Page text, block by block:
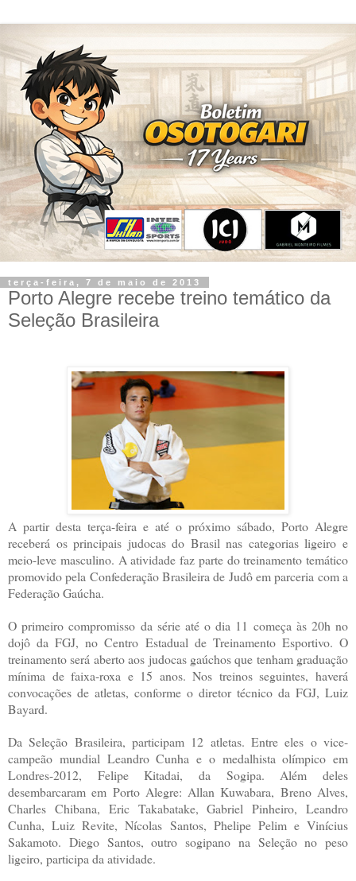
terça-feira, 7 de maio de 2013
Porto Alegre recebe treino temático da
Seleção Brasileira
A partir desta terça-feira e até o próximo sábado, Porto Alegre
receberá os principais judocas do Brasil nas categorias ligeiro e
meio-leve masculino. A atividade faz parte do treinamento temático
promovido pela Confederação Brasileira de Judô em parceria com a
Federação Gaúcha.
O primeiro compromisso da série até o dia 11 começa às 20h no
dojô da FGJ, no Centro Estadual de Treinamento Esportivo. O
treinamento será aberto aos judocas gaúchos que tenham graduação
mínima de faixa-roxa e 15 anos. Nos treinos seguintes, haverá
convocações de atletas, conforme o diretor técnico da FGJ, Luiz
Bayard.
Da Seleção Brasileira, participam 12 atletas. Entre eles o vice-
campeão mundial Leandro Cunha e o medalhista olímpico em
Londres-2012, Felipe Kitadai, da Sogipa. Além deles
desembarcaram em Porto Alegre: Allan Kuwabara, Breno Alves,
Charles Chibana, Eric Takabatake, Gabriel Pinheiro, Leandro
Cunha, Luiz Revite, Nícolas Santos, Phelipe Pelim e Vinícius
Sakamoto. Diego Santos, outro sogipano na Seleção no peso
ligeiro, participa da atividade.